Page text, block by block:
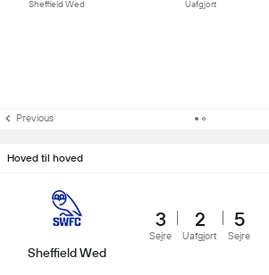
Sheffield Wed Uafgjort
Previous
Hoved til hoved
Sheffield Wed
3
Sejre
2
Uafgjort
5
Sejre